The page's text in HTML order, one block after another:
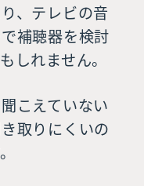
、テレビの音
補聴器を検討
しれません。
こえていない
取りにくいの